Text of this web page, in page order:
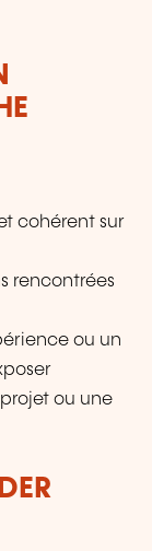
cohérent sur
rencontrées
ou un
ou une